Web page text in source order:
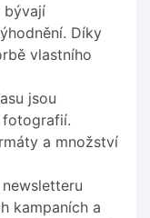
bývají
Díky
vlastního
jsou
fotografií.
a množství
kampaních a